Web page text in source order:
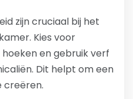
zijn cruciaal bij het
Kies voor
en gebruik verf
Dit helpt om een
creëren.